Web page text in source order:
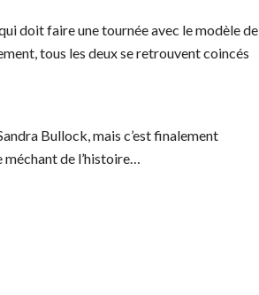
doit faire une tournée avec le modèle de
tous les deux se retrouvent coincés
Bullock, mais c’est finalement
méchant de l’histoire…